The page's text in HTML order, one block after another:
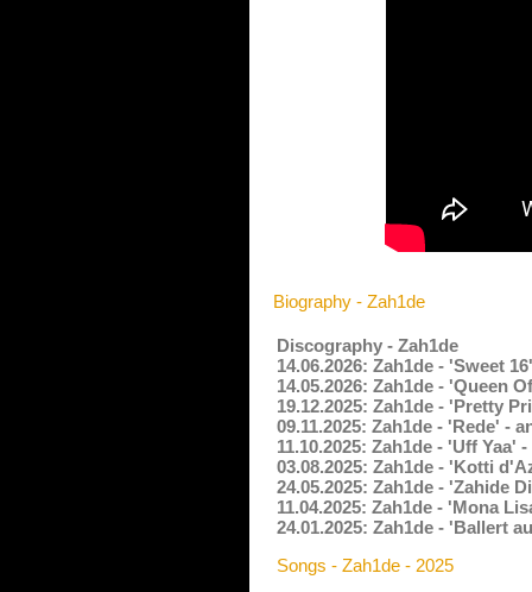
Biography - Zah1de
Discography - Zah1de
14.06.2026: Zah1de - 'Sweet
14.05.2026: Zah1de - 'Queen
19.12.2025: Zah1de - 'Pretty
09.11.2025: Zah1de - 'Rede' -
11.10.2025: Zah1de - 'Uff
03.08.2025: Zah1de - 'Kotti
24.05.2025: Zah1de - 'Zahide
11.04.2025: Zah1de - 'Mona
24.01.2025: Zah1de - 'Ballert
Songs - Zah1de - 2025